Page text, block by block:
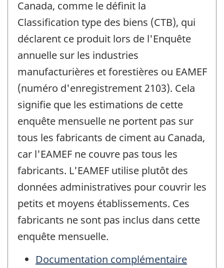
Canada, comme le définit la
Classification type des biens (CTB), qui
déclarent ce produit lors de l'Enquête
annuelle sur les industries
manufacturières et forestières ou EAMEF
(numéro d'enregistrement 2103). Cela
signifie que les estimations de cette
enquête mensuelle ne portent pas sur
tous les fabricants de ciment au Canada,
car l'EAMEF ne couvre pas tous les
fabricants. L'EAMEF utilise plutôt des
données administratives pour couvrir les
petits et moyens établissements. Ces
fabricants ne sont pas inclus dans cette
enquête mensuelle.
Documentation complémentaire